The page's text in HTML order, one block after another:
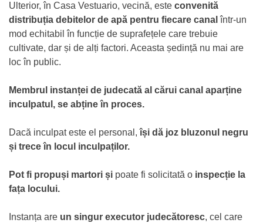
Ulterior, în Casa Vestuario, vecină, este convenită
distribuția debitelor de apă pentru fiecare canalîntr-un
mod echitabil în funcție de suprafețele care trebuie
cultivate, dar și de alți factori. Aceasta ședință nu mai are
loc în public.
Membrul instanței de judecată al cărui canal aparține
inculpatul, se abține în proces.
Dacă inculpat este el personal,își dă joz bluzonul negru
și trece în locul inculpaților.
Pot fi propuși martori și poate fi solicitată o inspecție la
fața locului.
Instanța are un singur executor judecătoresc, cel care